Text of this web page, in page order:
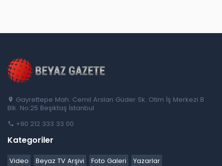
Gayrettepe Mah. Cemil Arslan Güder Sk. Otim İş Merkezi B
Blk. No:25 Beşiktaş İstanbul
+90 212 333 33 00
Kategoriler
Video Beyaz TV Arşivi Foto Galeri
Yazarlar